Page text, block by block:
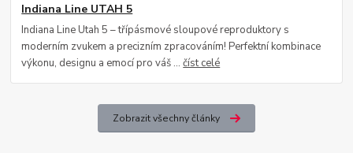
Indiana Line UTAH 5
Indiana Line Utah 5 – třípásmové sloupové reproduktory s
moderním zvukem a precizním zpracováním! Perfektní kombinace
výkonu, designu a emocí pro váš ...číst celé
Zobrazit všechny články